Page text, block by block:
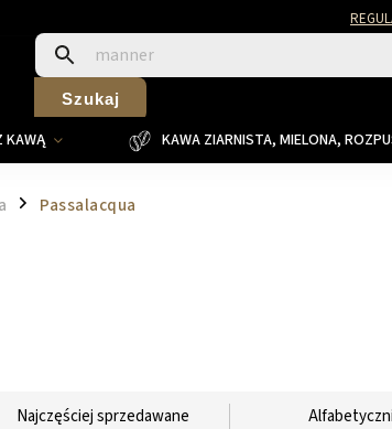
Szukaj
KAWĄ KAWA ZIARNISTA, MIELONA,
/ Passalacqua
Najczęściej sprzedawane